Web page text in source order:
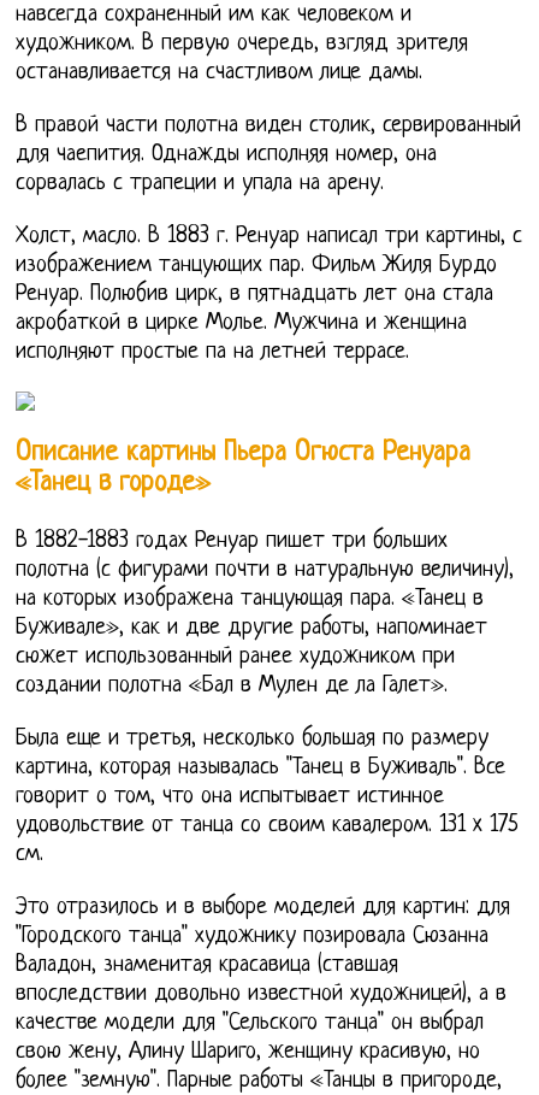
навсегда сохраненный им как человеком и
художником. В первую очередь, взгляд зрителя
останавливается на счастливом лице дамы.
В правой части полотна виден столик, сервированный
для чаепития. Однажды исполняя номер, она
сорвалась с трапеции и упала на арену.
Холст, масло. В 1883 г. Ренуар написал три картины, с
изображением танцующих пар. Фильм Жиля Бурдо
Ренуар. Полюбив цирк, в пятнадцать лет она стала
акробаткой в цирке Молье. Мужчина и женщина
исполняют простые па на летней террасе.
Описание картины Пьера Огюста Ренуара
«Танец в городе»
В 1882-1883 годах Ренуар пишет три больших
полотна (с фигурами почти в натуральную величину),
на которых изображена танцующая пара. «Танец в
Буживале», как и две другие работы, напоминает
сюжет использованный ранее художником при
создании полотна «Бал в Мулен де ла Галет».
Была еще и третья, несколько большая по размеру
картина, которая называлась "Танец в Буживаль". Все
говорит о том, что она испытывает истинное
удовольствие от танца со своим кавалером. 131 x 175
см.
Это отразилось и в выборе моделей для картин: для
"Городского танца" художнику позировала Сюзанна
Валадон, знаменитая красавица (ставшая
впоследствии довольно известной художницей), а в
качестве модели для "Сельского танца" он выбрал
свою жену, Алину Шариго, женщину красивую, но
более "земную". Парные работы «Танцы в пригороде,